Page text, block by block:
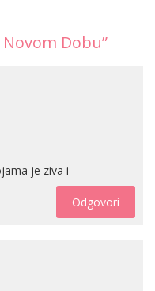
Dobu”
je ziva i
Odgovori